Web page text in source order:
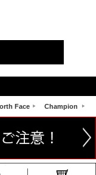
Face Champion